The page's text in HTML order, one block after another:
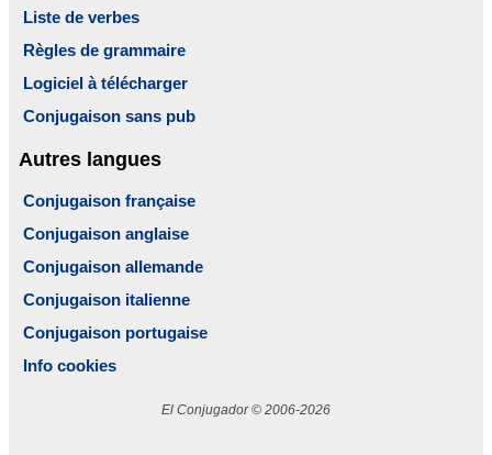
Liste de verbes
Règles de grammaire
Logiciel à télécharger
Conjugaison sans pub
Autres langues
Conjugaison française
Conjugaison anglaise
Conjugaison allemande
Conjugaison italienne
Conjugaison portugaise
Info cookies
El Conjugador © 2006-2026